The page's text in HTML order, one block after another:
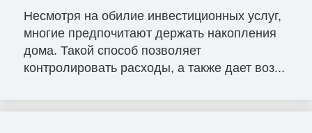
Несмотря на обилие инвестиционных услуг,
многие предпочитают держать накопления
дома. Такой способ позволяет
контролировать расходы, а также дает воз...